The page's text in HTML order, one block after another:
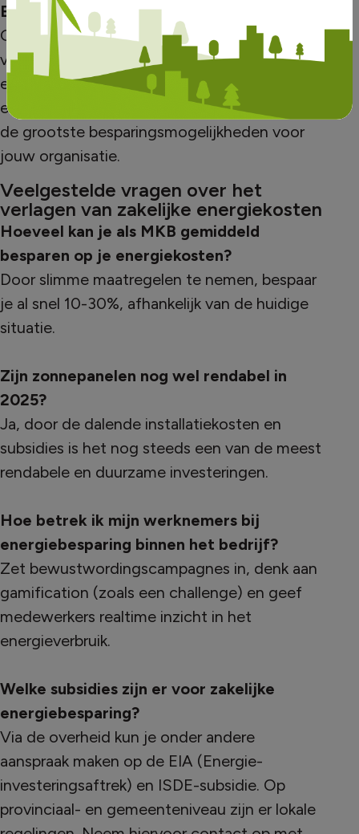
Energie-audits en subsidie
Gemeenten en provincies bieden
verschillende subsidies aan voor
energiebsparende maatregelen. En een
energie-audit kan waardevol inzicht geven in
de grootste besparingsmogelijkheden voor
jouw organisatie.
Veelgestelde vragen over het
verlagen van zakelijke energiekosten
Hoeveel kan je als MKB gemiddeld
besparen op je energiekosten?
Door slimme maatregelen te nemen, bespaar
je al snel 10-30%, afhankelijk van de huidige
situatie.
Zijn zonnepanelen nog wel rendabel in
2025?
Ja, door de dalende installatiekosten en
subsidies is het nog steeds een van de meest
rendabele en duurzame investeringen.
Hoe betrek ik mijn werknemers bij
energiebesparing binnen het bedrijf?
Zet bewustwordingscampagnes in, denk aan
gamification (zoals een challenge) en geef
medewerkers realtime inzicht in het
energieverbruik.
Welke subsidies zijn er voor zakelijke
energiebesparing?
Via de overheid kun je onder andere
aanspraak maken op de EIA (Energie-
investeringsaftrek) en ISDE-subsidie. Op
provinciaal- en gemeenteniveau zijn er lokale